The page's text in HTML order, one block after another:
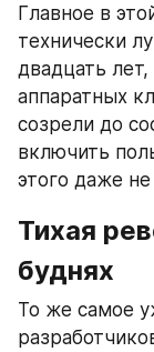
Главное в
технически
двадцать
аппаратных
созрели до
включить
этого даже не
Тихая
буднях
То же самое